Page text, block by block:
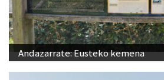
Andazarrate: Eusteko kemena